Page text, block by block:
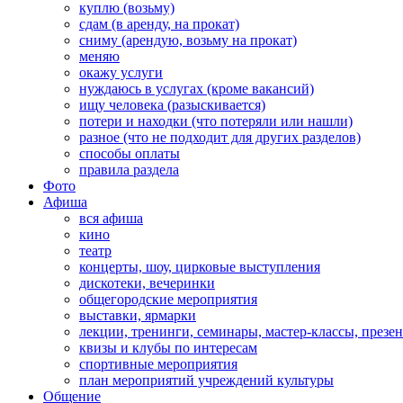
куплю (возьму)
сдам (в аренду, на прокат)
сниму (арендую, возьму на прокат)
меняю
окажу услуги
нуждаюсь в услугах (кроме вакансий)
ищу человека (разыскивается)
потери и находки (что потеряли или нашли)
разное (что не подходит для других разделов)
способы оплаты
правила раздела
Фото
Афиша
вся афиша
кино
театр
концерты, шоу, цирковые выступления
дискотеки, вечеринки
общегородские мероприятия
выставки, ярмарки
лекции, тренинги, семинары, мастер-классы,
квизы и клубы по интересам
спортивные мероприятия
план мероприятий учреждений культуры
Общение